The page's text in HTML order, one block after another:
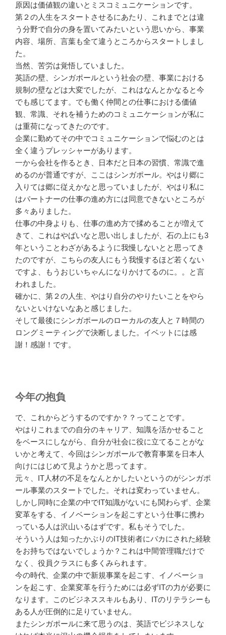
原因は価値観の違いとミスコミュニケーションです。
第２の人生をスタートさせるにあたり、これまでとは違
う分野で自分の身を置いてみたいという思いから、事業
内容、場所、言葉も全て違うところからスタートしまし
た。
当然、苦労は覚悟していました。
英語の壁、シンガポールという社会の壁、事業における
規制の壁などは大変でしたが、これはなんとかなると今
でも感じてます。でも働く仲間との仕事における価値
観、常識、それを補うためのコミュニケーションが私に
は重荷になってきたのです。
企業に勤めてその中でコミュニケーションで悩むのとは
全く違うプレッシャーがあります。
一から会社を作るとき、日本だと日本の習慣、常識で進
めるのが普通ですが、ここはシンガポール。やはり郷に
入りては郷に従えかなと思っていましたが、やはり私に
はパートナーの仕事の進め方には同意できないところが
多々ありました。
仕事の中身よりも、仕事の進め方で揉めることが増えて
きて、これはやばいなと思い出しましたが、石の上にも3
年ということわざがあるように我慢しないとと思ってき
たのですが、こちらの友人にもう我慢するほど若くない
ですよ、もうおじいちゃんになりかけてるのに。。と言
われました。
確かに、第２の人生、やはり自分のやりたいことをやら
ないといけないなあと感じました。
そして最後にシンガポールのローカルの友人と７時間の
ロングミーティングで決断しました。イベットには感
謝！感謝！です。
今年の抱負
で、これからどうするのですか？？ってことです。
やはりこれまでの自分のキャリア、知識を活かせること
をベースにしながら、自分が社会に役に立てることがな
いかと考えて、今回はシンガポールで教育事業を日本人
向けにはじめて見ようかと思ってます。
元々、IT人材の不足をなんとかしたいというのがシンガポ
ール事業のスタートでした。それは変わっていません。
しかし同時に企業の中でIT知識がないにも関わらず、企業
変革をする、イノベーションを起こすという仕事に携わ
っている人は沢山いるはずです。私もそうでした。
そういう人は知ったかぶりのIT技術者にバカにされた経験
をお持ちではないでしょうか？これは中間管理職だけで
なく、役員クラスにも多くみられます。
今の時代、企業の中で新規事業を起こす、イノベーショ
ンを起こす、企業変革を行うためには必ずITの力が必要に
なります。このビジネススキルもあり、ITのリテラシーも
ある人が圧倒的に足りていません。
またシンガポールに来て思うのは、英語でビジネスしな